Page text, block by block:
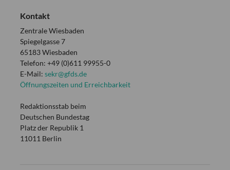
Kontakt
Zentrale Wiesbaden
Spiegelgasse 7
65183 Wiesbaden
Telefon: +49 (0)611 99955-0
E-Mail: sekr@gfds.de
Öffnungszeiten und Erreichbarkeit
Redaktionsstab beim
Deutschen Bundestag
Platz der Republik 1
11011 Berlin